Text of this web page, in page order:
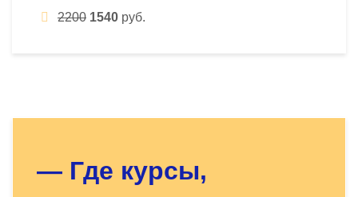
2200 1540 руб.
— Где курсы,
для Вас нужный курс!